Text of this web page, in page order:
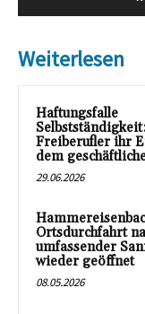
Weiterlesen
Haftungsfalle
Freiberufler ihr
dem
29.06.2026
Ortsdurchfahrt
umfassender
wieder geöffnet
08.05.2026